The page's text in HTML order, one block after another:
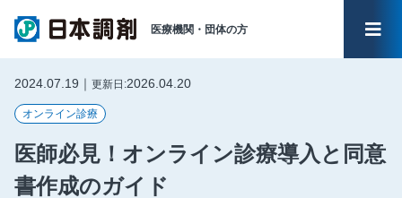
医療機関・ 団体の方 メ
2024.07.19｜ 更新日:2026.04.20
オンライン診療
医師必見！オンライン診療導入と同意
書作成のガイド